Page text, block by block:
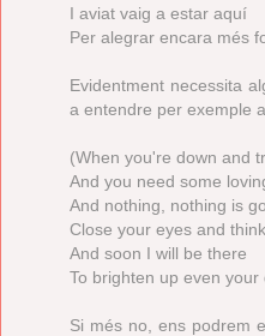
I aviat vaig a estar aquí
Per alegrar encara més
Evidentment necessita
a entendre per exemple
(When you're down and
And you need some
And nothing, nothing is
Close your eyes and
And soon I will be there
To brighten up even your
Si més no, ens podrem